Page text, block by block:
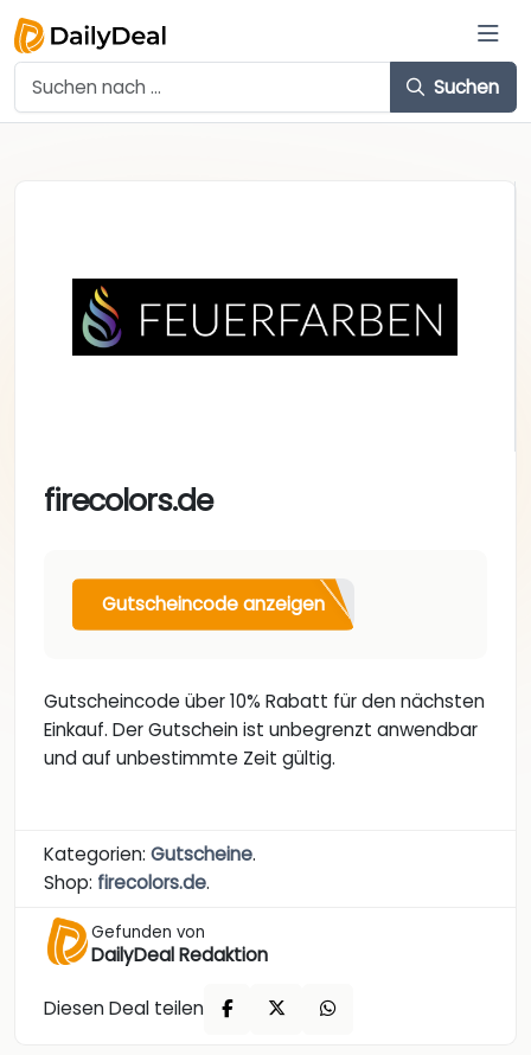
Suchen
firecolors.de
Gutscheincode anzeigen
Gutscheincode über 10% Rabatt für den nächsten
Einkauf. Der Gutschein ist unbegrenzt anwendbar
und auf unbestimmte Zeit gültig.
Kategorien: Gutscheine.
Shop: firecolors.de.
Gefunden von
DailyDeal Redaktion
Diesen Deal teilen